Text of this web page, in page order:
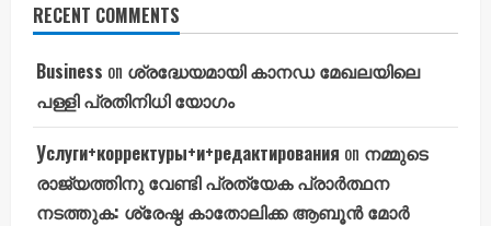
RECENT COMMENTS
Business on ശ്രദ്ധേയമായി കാനഡ മേഖലയിലെ
പള്ളി പ്രതിനിധി യോഗം
Услуги+корректуры+и+редактирования on നമ്മുടെ
രാജ്യത്തിനു വേണ്ടി പ്രത്യേക പ്രാർത്ഥന
നടത്തുക: ശ്രേഷ്ഠ കാതോലിക്ക ആബൂൻ മോർ